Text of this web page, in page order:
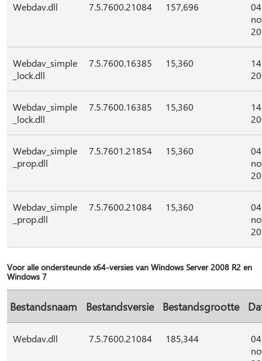
Webdav.dll 7.5.7600.21084 157,696
Webdav_simple
_lock.dll
7.5.7600.16385 15,360
Webdav_simple
_lock.dll
7.5.7600.16385 15,360
Webdav_simple
_prop.dll
7.5.7601.21854 15,360
Webdav_simple
_prop.dll
7.5.7600.21084 15,360
Voor alle ondersteunde x64-versies van Windows Server 2008 R2 en
Windows 7
Bestandsnaam Bestandsversie Bestandsgrootte
Webdav.dll 7.5.7600.21084 185,344